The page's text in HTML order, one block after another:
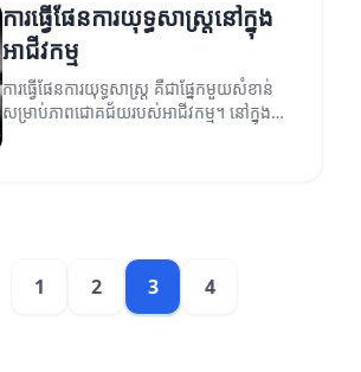
ការធ្វើផែនការយុទ្ធសាស្ត្រនៅក្នុង
អាជីវកម្ម
ការធ្វើផែនការយុទ្ធសាស្ត្រ គឺជាផ្នែកមួយសំខាន់
សម្រាប់ភាពជោគជ័យរបស់អាជីវកម្ម។ នៅក្នុង
អត្ថបទនេះ យើងនឹងពិភាក្សាអំពីការធ្វើផែនការ
1 2 3 4